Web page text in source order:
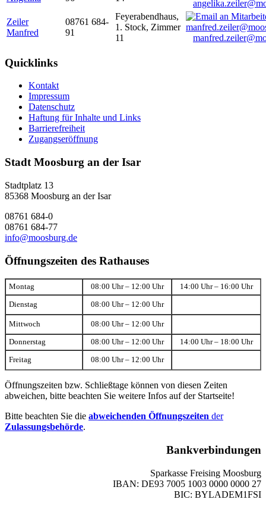
Zeiler
Manfred
08761 684-
91
Feyerabendhaus,
1. Stock, Zimmer
11
Quicklinks
Kontakt
Impressum
Datenschutz
Haftung für Inhalte und Links
Barrierefreiheit
Zugangseröffnung
Stadt Moosburg an der Isar
Stadtplatz 13
85368 Moosburg an der Isar
08761 684-0
08761 684-77
info@moosburg.de
Öffnungszeiten des Rathauses
Montag 08:00 Uhr – 12:00 Uhr 14:00 Uhr – 16:00 Uhr
Dienstag 08:00 Uhr – 12:00 Uhr
Mittwoch 08:00 Uhr – 12:00 Uhr
Donnerstag 08:00 Uhr – 12:00 Uhr 14:00 Uhr – 18:00 Uhr
Freitag 08:00 Uhr – 12:00 Uhr
Öffnungszeiten bzw. Schließtage können von diesen Zeiten
abweichen, bitte beachten Sie weitere Infos auf der Startseite!
Bitte beachten Sie die abweichenden Öffnungszeiten der
Zulassungsbehörde.
Bankverbindungen
Sparkasse Freising Moosburg
IBAN: DE93 7005 1003 0000 0000 27
BIC: BYLADEM1FSI